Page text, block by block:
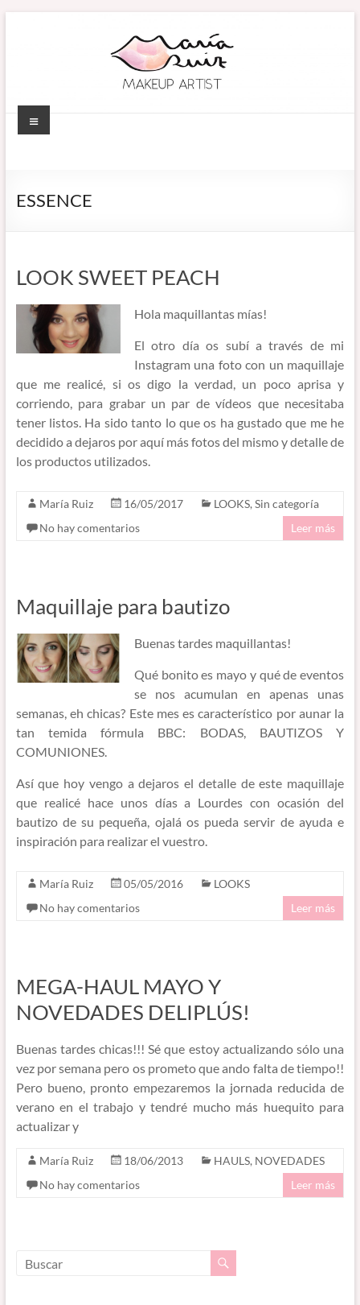
EN CÓRDOBA
(España).
automaquillaje.
Bellypainting.
Menú
ESSENCE
LOOK SWEET PEACH
Hola maquillantas mías!
El otro día os subí a través de mi
Instagram una foto con un maquillaje
que me realicé, si os digo la verdad, un poco aprisa y
corriendo, para grabar un par de vídeos que necesitaba
tener listos. Ha sido tanto lo que os ha gustado que me he
decidido a dejaros por aquí más fotos del mismo y detalle de
los productos utilizados.
María Ruiz 16/05/2017 LOOKS, Sin categoría
No hay comentarios
Leer más
Maquillaje para bautizo
Buenas tardes maquillantas!
Qué bonito es mayo y qué de eventos
se nos acumulan en apenas unas
semanas, eh chicas? Este mes es característico por aunar la
tan temida fórmula BBC: BODAS, BAUTIZOS Y
COMUNIONES.
Así que hoy vengo a dejaros el detalle de este maquillaje
que realicé hace unos días a Lourdes con ocasión del
bautizo de su pequeña, ojalá os pueda servir de ayuda e
inspiración para realizar el vuestro.
María Ruiz 05/05/2016
LOOKS
No hay comentarios
Leer más
MEGA-HAUL MAYO Y
NOVEDADES DELIPLÚS!
Buenas tardes chicas!!! Sé que estoy actualizando sólo una
vez por semana pero os prometo que ando falta de tiempo!!
Pero bueno, pronto empezaremos la jornada reducida de
verano en el trabajo y tendré mucho más huequito para
actualizar y
María Ruiz 18/06/2013 HAULS, NOVEDADES
No hay comentarios
Leer más